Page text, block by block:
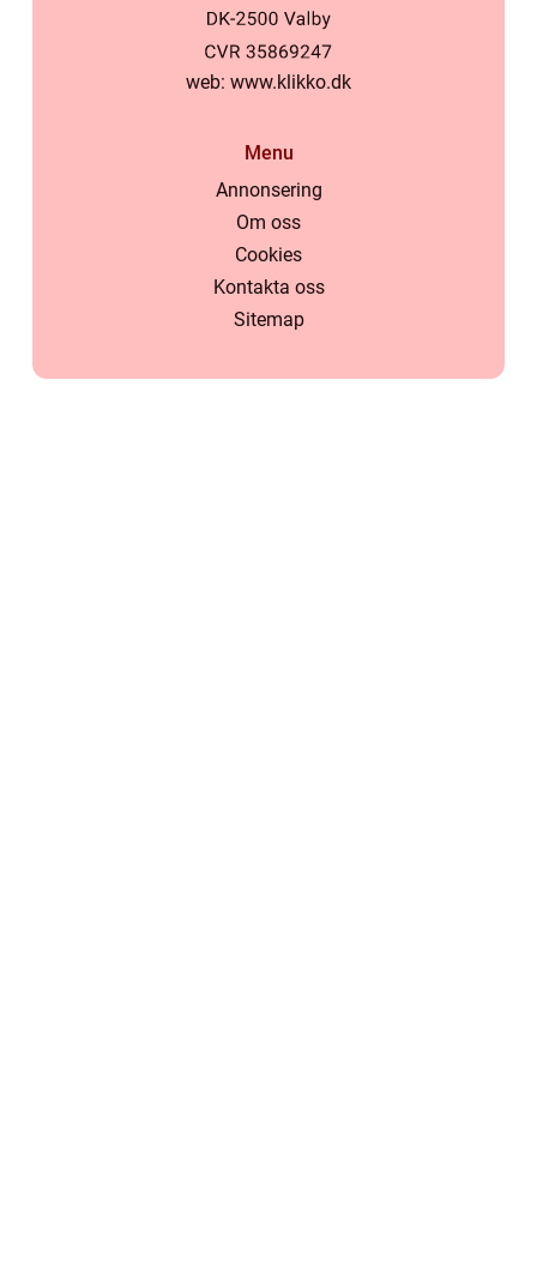
web: www.klikko.dk
Menu
Annonsering
Om oss
Cookies
Kontakta oss
Sitemap